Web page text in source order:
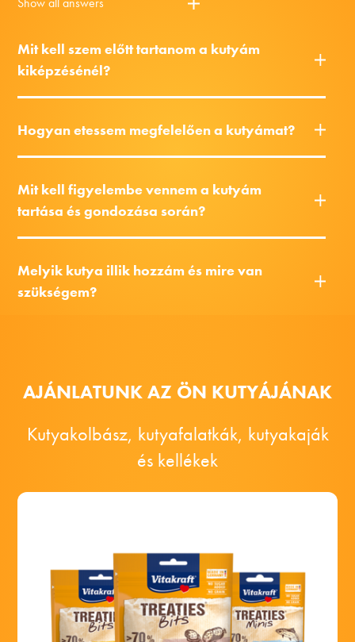
Mit kell szem előtt tartanom a kutyám
kiképzésénél?
Hogyan etessem megfelelően a kutyámat?
Mit kell figyelembe vennem a kutyám
tartása és gondozása során?
Melyik kutya illik hozzám és mire van
szükségem?
AJÁNLATUNK AZ ÖN KUTYÁJÁNAK
Kutyakolbász, kutyafalatkák, kutyakaják
és kellékek